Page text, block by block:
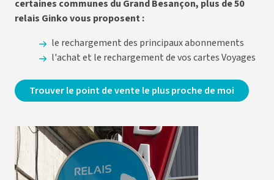
certaines communes du Grand Besançon, plus de 50
relais Ginko vous proposent :
le rechargement des principaux abonnements
l'achat et le rechargement de vos cartes Voyages
Trouver le point de vente le plus proche de moi